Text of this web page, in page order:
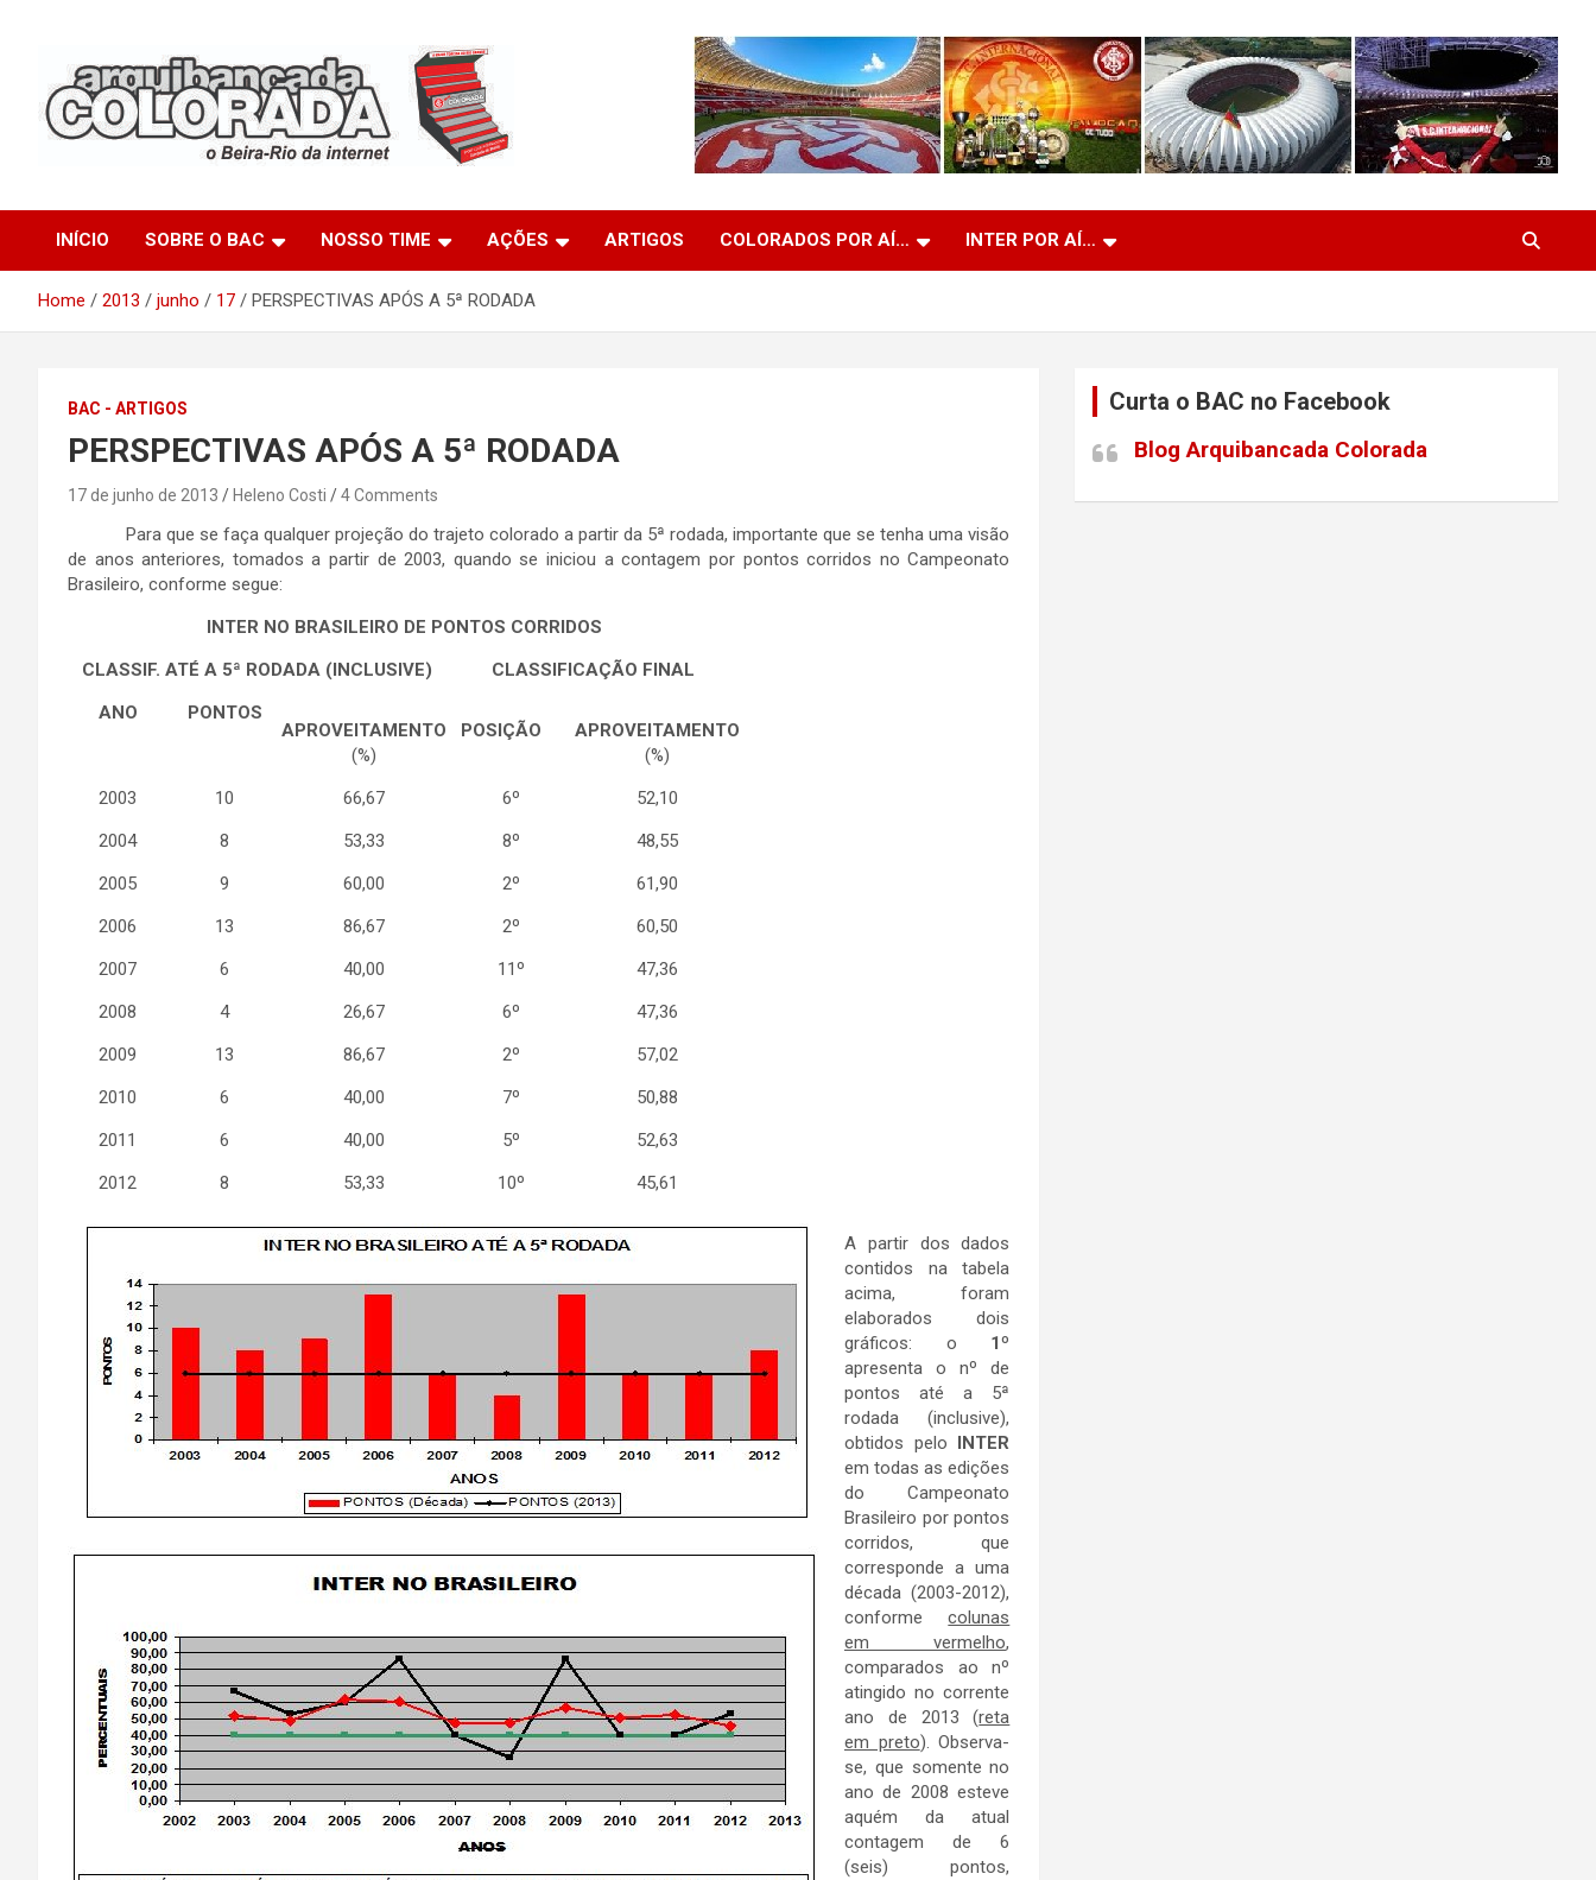
Arquibancada Colorada
INÍCIO SOBRE O BAC NOSSO TIME AÇÕES ARTIGOS COLORADOS POR AÍ… INTER POR AÍ…
Home 2013 junho 17 PERSPECTIVAS APÓS A 5ª RODADA
BAC - ARTIGOS
PERSPECTIVAS APÓS A 5ª RODADA
17 de junho de 2013 Heleno Costi 4 Comments
Para que se faça qualquer projeção do trajeto colorado a partir da 5ª rodada, importante que se tenha uma visão
de anos anteriores, tomados a partir de 2003, quando se iniciou a contagem por pontos corridos no Campeonato
Brasileiro, conforme segue:
INTER NO BRASILEIRO DE PONTOS CORRIDOS
CLASSIF. ATÉ A 5ª RODADA (INCLUSIVE)
CLASSIFICAÇÃO FINAL
ANO
PONTOS
APROVEITAMENTO POSIÇÃO
APROVEITAMENTO
(%)
(%)
2003
10 66,67 6º
52,10
2004
8 53,33 8º
48,55
2005
9 60,00 2º
61,90
2006
13 86,67 2º
60,50
2007
6 40,00 11º
47,36
2008
4 26,67 6º
47,36
2009
13 86,67 2º
57,02
2010
6 40,00 7º
50,88
2011
6 40,00 5º
52,63
2012
8 53,33 10º 45,61
A partir dos dados
contidos na tabela
acima, foram
elaborados dois
gráficos: o 1º
apresenta o nº de
pontos até a 5ª
rodada (inclusive),
obtidos pelo INTER
em todas as edições
do Campeonato
Brasileiro por pontos
corridos, que
corresponde a uma
década (2003-2012),
conformecolunas
em vermelho,
comparados ao nº
atingido no corrente
ano de 2013 (reta
em preto). Observa-
se, que somente no
ano de 2008 esteve
aquém da atual
contagem de 6
(seis) pontos,
Curta o BAC no Facebook
Blog Arquibancada Colorada